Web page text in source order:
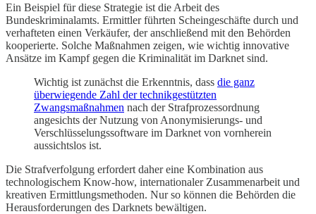
Ein Beispiel für diese Strategie ist die Arbeit des
Bundeskriminalamts. Ermittler führten Scheingeschäfte durch und
verhafteten einen Verkäufer, der anschließend mit den Behörden
kooperierte. Solche Maßnahmen zeigen, wie wichtig innovative
Ansätze im Kampf gegen die Kriminalität im Darknet sind.
Wichtig ist zunächst die Erkenntnis, dass die ganz
überwiegende Zahl der technikgestützten
Zwangsmaßnahmen nach der Strafprozessordnung
angesichts der Nutzung von Anonymisierungs- und
Verschlüsselungssoftware im Darknet von vornherein
aussichtslos ist.
Die Strafverfolgung erfordert daher eine Kombination aus
technologischem Know-how, internationaler Zusammenarbeit und
kreativen Ermittlungsmethoden. Nur so können die Behörden die
Herausforderungen des Darknets bewältigen.